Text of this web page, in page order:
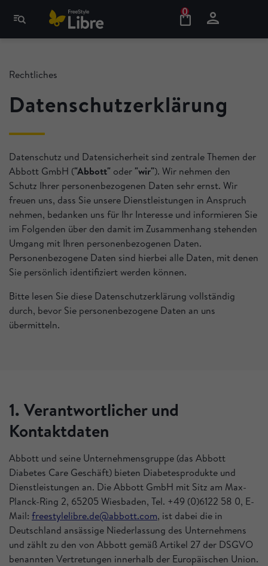
0
Rechtliches
Datenschutzerklärung
Datenschutz und Datensicherheit sind zentrale Themen der
Abbott GmbH ("Abbott" oder "wir"). Wir nehmen den
Schutz Ihrer personenbezogenen Daten sehr ernst. Wir
freuen uns, dass Sie unsere Dienstleistungen in Anspruch
nehmen, bedanken uns für Ihr Interesse und informieren Sie
im Folgenden über den damit im Zusammenhang stehenden
Umgang mit Ihren personenbezogenen Daten.
Personenbezogene Daten sind hierbei alle Daten, mit denen
Sie persönlich identifiziert werden können.
Bitte lesen Sie diese Datenschutzerklärung vollständig
durch, bevor Sie personenbezogene Daten an uns
übermitteln.
1. Verantwortlicher und
Kontaktdaten
Abbott und seine Unternehmensgruppe (das Abbott
Diabetes Care Geschäft) bieten Diabetesprodukte und
Dienstleistungen an. Die Abbott GmbH mit Sitz am Max-
Planck-Ring 2, 65205 Wiesbaden, Tel. +49 (0)6122 58 0, E-
Mail: freestylelibre.de@abbott.com, ist dabei die in
Deutschland ansässige Niederlassung des Unternehmens
und zählt zu den von Abbott gemäß Artikel 27 der DSGVO
benannten Vertretungen innerhalb der Europäischen Union.